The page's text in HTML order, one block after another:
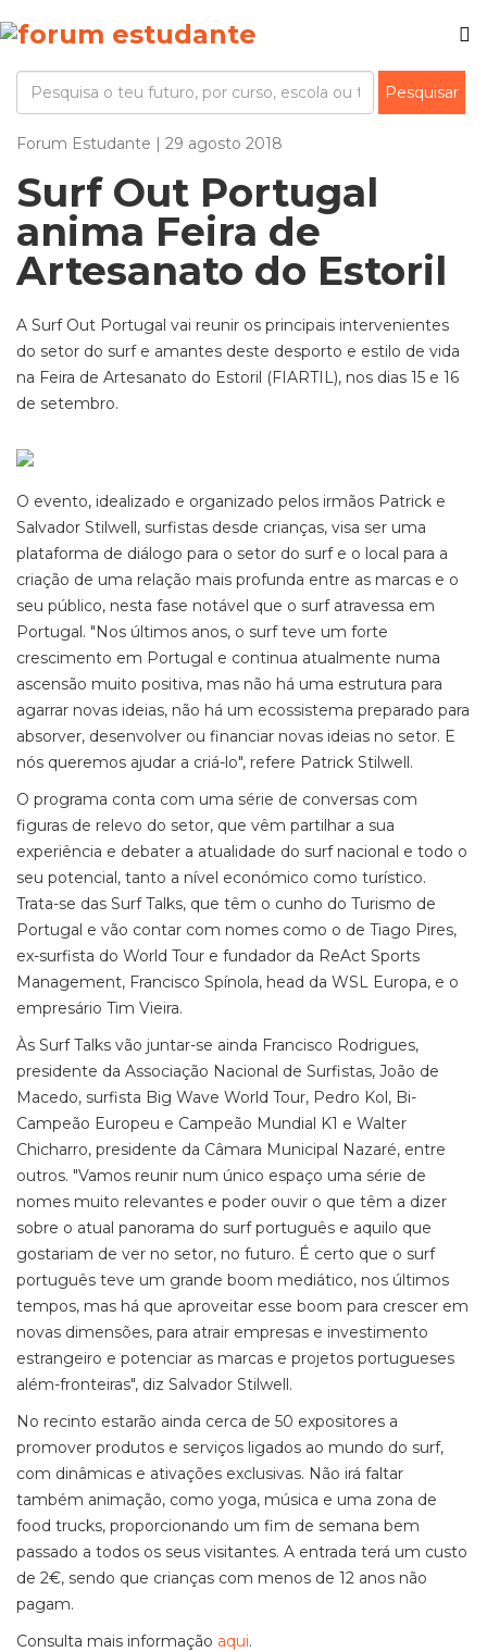
Forum Estudante | 29 agosto 2018
Surf Out Portugal
anima Feira de
Artesanato do Estoril
A Surf Out Portugal vai reunir os principais intervenientes
do setor do surf e amantes deste desporto e estilo de vida
na Feira de Artesanato do Estoril (FIARTIL), nos dias 15 e 16
de setembro.
O evento, idealizado e organizado pelos irmãos Patrick e
Salvador Stilwell, surfistas desde crianças, visa ser uma
plataforma de diálogo para o setor do surf e o local para a
criação de uma relação mais profunda entre as marcas e o
seu público, nesta fase notável que o surf atravessa em
Portugal. "Nos últimos anos, o surf teve um forte
crescimento em Portugal e continua atualmente numa
ascensão muito positiva, mas não há uma estrutura para
agarrar novas ideias, não há um ecossistema preparado para
absorver, desenvolver ou financiar novas ideias no setor. E
nós queremos ajudar a criá-lo", refere Patrick Stilwell.
O programa conta com uma série de conversas com
figuras de relevo do setor, que vêm partilhar a sua
experiência e debater a atualidade do surf nacional e todo o
seu potencial, tanto a nível económico como turístico.
Trata-se das Surf Talks, que têm o cunho do Turismo de
Portugal e vão contar com nomes como o de Tiago Pires,
ex-surfista do World Tour e fundador da ReAct Sports
Management, Francisco Spínola, head da WSL Europa, e o
empresário Tim Vieira.
Às Surf Talks vão juntar-se ainda Francisco Rodrigues,
presidente da Associação Nacional de Surfistas, João de
Macedo, surfista Big Wave World Tour, Pedro Kol, Bi-
Campeão Europeu e Campeão Mundial K1 e Walter
Chicharro, presidente da Câmara Municipal Nazaré, entre
outros. "Vamos reunir num único espaço uma série de
nomes muito relevantes e poder ouvir o que têm a dizer
sobre o atual panorama do surf português e aquilo que
gostariam de ver no setor, no futuro. É certo que o surf
português teve um grande boom mediático, nos últimos
tempos, mas há que aproveitar esse boom para crescer em
novas dimensões, para atrair empresas e investimento
estrangeiro e potenciar as marcas e projetos portugueses
além-fronteiras", diz Salvador Stilwell.
No recinto estarão ainda cerca de 50 expositores a
promover produtos e serviços ligados ao mundo do surf,
com dinâmicas e ativações exclusivas. Não irá faltar
também animação, como yoga, música e uma zona de
food trucks, proporcionando um fim de semana bem
passado a todos os seus visitantes. A entrada terá um custo
de 2€, sendo que crianças com menos de 12 anos não
pagam.
Consulta mais informação aqui.